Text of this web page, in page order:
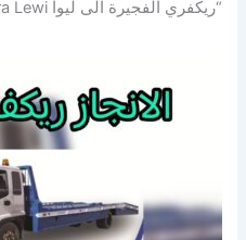
“ريكفري الفجيرة الى ليوا Recovery Alfejera Lewi